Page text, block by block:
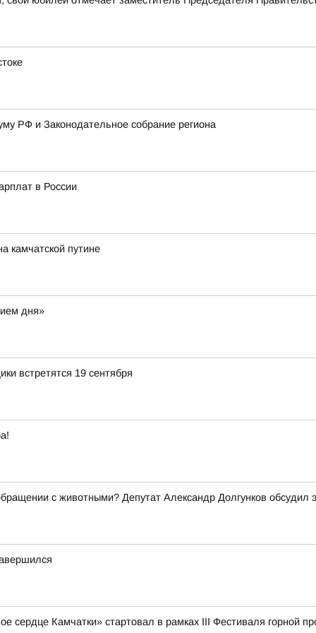
РФ и Законодательное собрание региона
в России
камчатской путине
дня»
встретятся 19 сентября
с животными? Депутат Александр Долгунков
сердце Камчатки» стартовал в рамках III Фестиваля горной